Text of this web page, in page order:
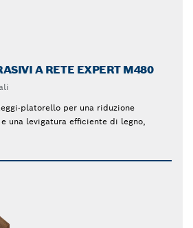
A RETE EXPERT M480
platorello per una riduzione
una levigatura efficiente di legno,